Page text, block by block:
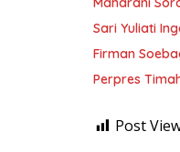
Sari Yuliati
Firman
Perpres
Post